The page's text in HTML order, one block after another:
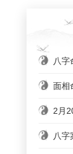
八字
面相
2月
八字